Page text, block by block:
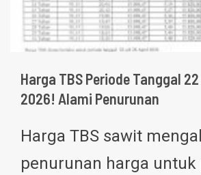
Harga TBS Periode Tanggal
2026! Alami Penurunan
Harga TBS sawit
penurunan harga untuk